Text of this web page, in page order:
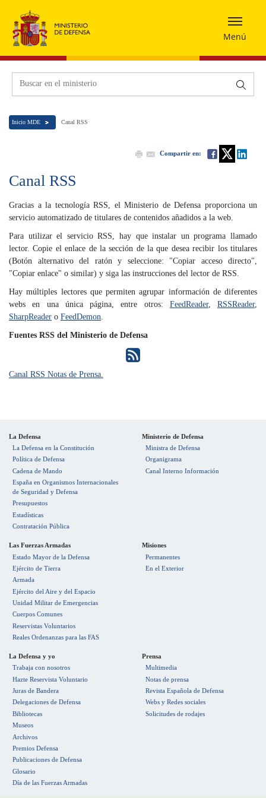
Menú
Inicio MDE Canal RSS
Compartir en:
Canal RSS
Gracias a la tecnología RSS, el Ministerio de Defensa proporciona un
servicio automatizado de titulares de contenidos añadidos a la web.
Para utilizar el servicio RSS, hay que instalar un programa llamado
lector. Copie el enlace de la sección de la que desea recibir los titulares
(Botón alternativo del ratón y seleccione: "Copiar acceso directo",
"Copiar enlace" o similar) y siga las instrucciones del lector de RSS.
Hay múltiples lectores que permiten agrupar información de diferentes
webs en una única página, entre otros: FeedReader, RSSReader,
SharpReader o FeedDemon.
Fuentes RSS del Ministerio de Defensa
Canal RSS Notas de Prensa.
La Defensa
La Defensa en la Constitución
Política de Defensa
Cadena de Mando
España en Organismos Internacionales
de Seguridad y Defensa
Presupuestos
Estadísticas
Contratación Pública
Ministerio de Defensa
Ministra de Defensa
Organigrama
Canal Interno Información
Las Fuerzas Armadas
Estado Mayor de la Defensa
Ejército de Tierra
Armada
Ejército del Aire y del Espacio
Unidad Militar de Emergencias
Cuerpos Comunes
Reservistas Voluntarios
Reales Ordenanzas para las FAS
Misiones
Permanentes
En el Exterior
La Defensa y yo
Trabaja con nosotros
Hazte Reservista Voluntario
Juras de Bandera
Delegaciones de Defensa
Bibliotecas
Museos
Archivos
Premios Defensa
Publicaciones de Defensa
Glosario
Día de las Fuerzas Armadas
Prensa
Multimedia
Notas de prensa
Revista Española de Defensa
Webs y Redes sociales
Solicitudes de rodajes